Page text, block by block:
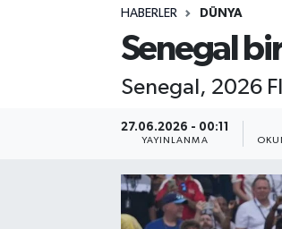
HABERLER DÜNYA
Senegal
Senegal, 2026
27.06.2026 - 00:11
YAYINLANMA